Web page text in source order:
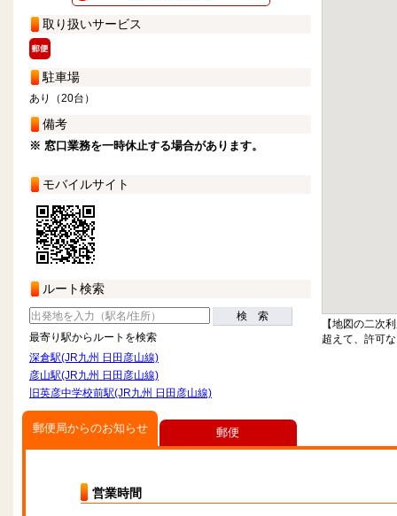
取り扱いサービス
駐車場
あり（20台）
備考
※ 窓口業務を一時休止する場合があります。
モバイルサイト
ルート検索
検 索
最寄り駅からルートを検索
深倉駅(JR九州 日田彦山線)
彦山駅(JR九州 日田彦山線)
旧英彦中学校前駅(JR九州 日田彦山線)
【地図の二次
超えて、許可
郵便局からのお知らせ
営業時間
郵便